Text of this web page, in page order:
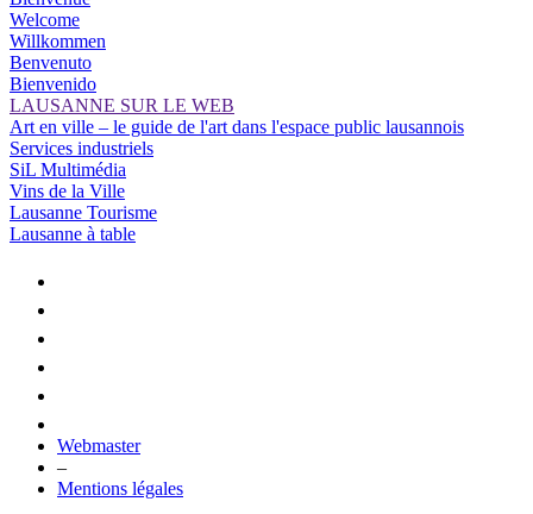
Welcome
Willkommen
Benvenuto
Bienvenido
LAUSANNE SUR LE WEB
Art en ville – le guide de l'art dans l'espace public lausannois
Services industriels
SiL Multimédia
Vins de la Ville
Lausanne Tourisme
Lausanne à table
Webmaster
–
Mentions légales